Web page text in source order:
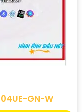
GN-W